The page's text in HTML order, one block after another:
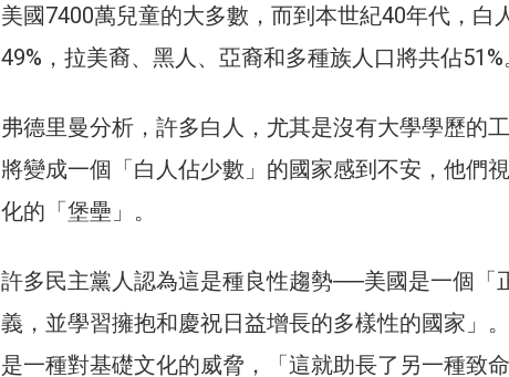
美國7400萬兒童的大多數，而到本世紀40年代，白
49%，拉美裔、黑人、亞裔和多種族人口將共佔51%
弗德里曼分析，許多白人，尤其是沒有大學學歷的
將變成一個「白人佔少數」的國家感到不安，他們
化的「堡壘」。
許多民主黨人認為這是種良性趨勢──美國是一個「
義，並學習擁抱和慶祝日益增長的多樣性的國家」
是一種對基礎文化的威脅，「這就助長了另一種致